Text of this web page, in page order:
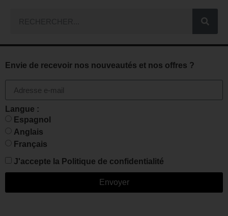
Envie de recevoir nos nouveautés et nos offres ?
Langue :
Espagnol
Anglais
Français
J'accepte la Politique de confidentialité
Envoyer